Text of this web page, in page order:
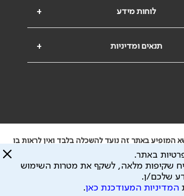
+ לוחות מידע
+ תנאים ומדיניות
המופיע באתר זה נועד להשכלה בלבד ואין לראות בו
אין הר"י אחראית לתוכן המתפרסם באתר זה ולכל נזק
שעלול להיגרם.
מידע אישי לצורך מתן השרות וכי חלק ממנו עשוי
הכל בכפוף למדיניות הפרטיות
באתר.
שקיפות מלאה, לשקף את מטרות השימוש
שלכם/ן.
המדיניות המעודכנת כאן.